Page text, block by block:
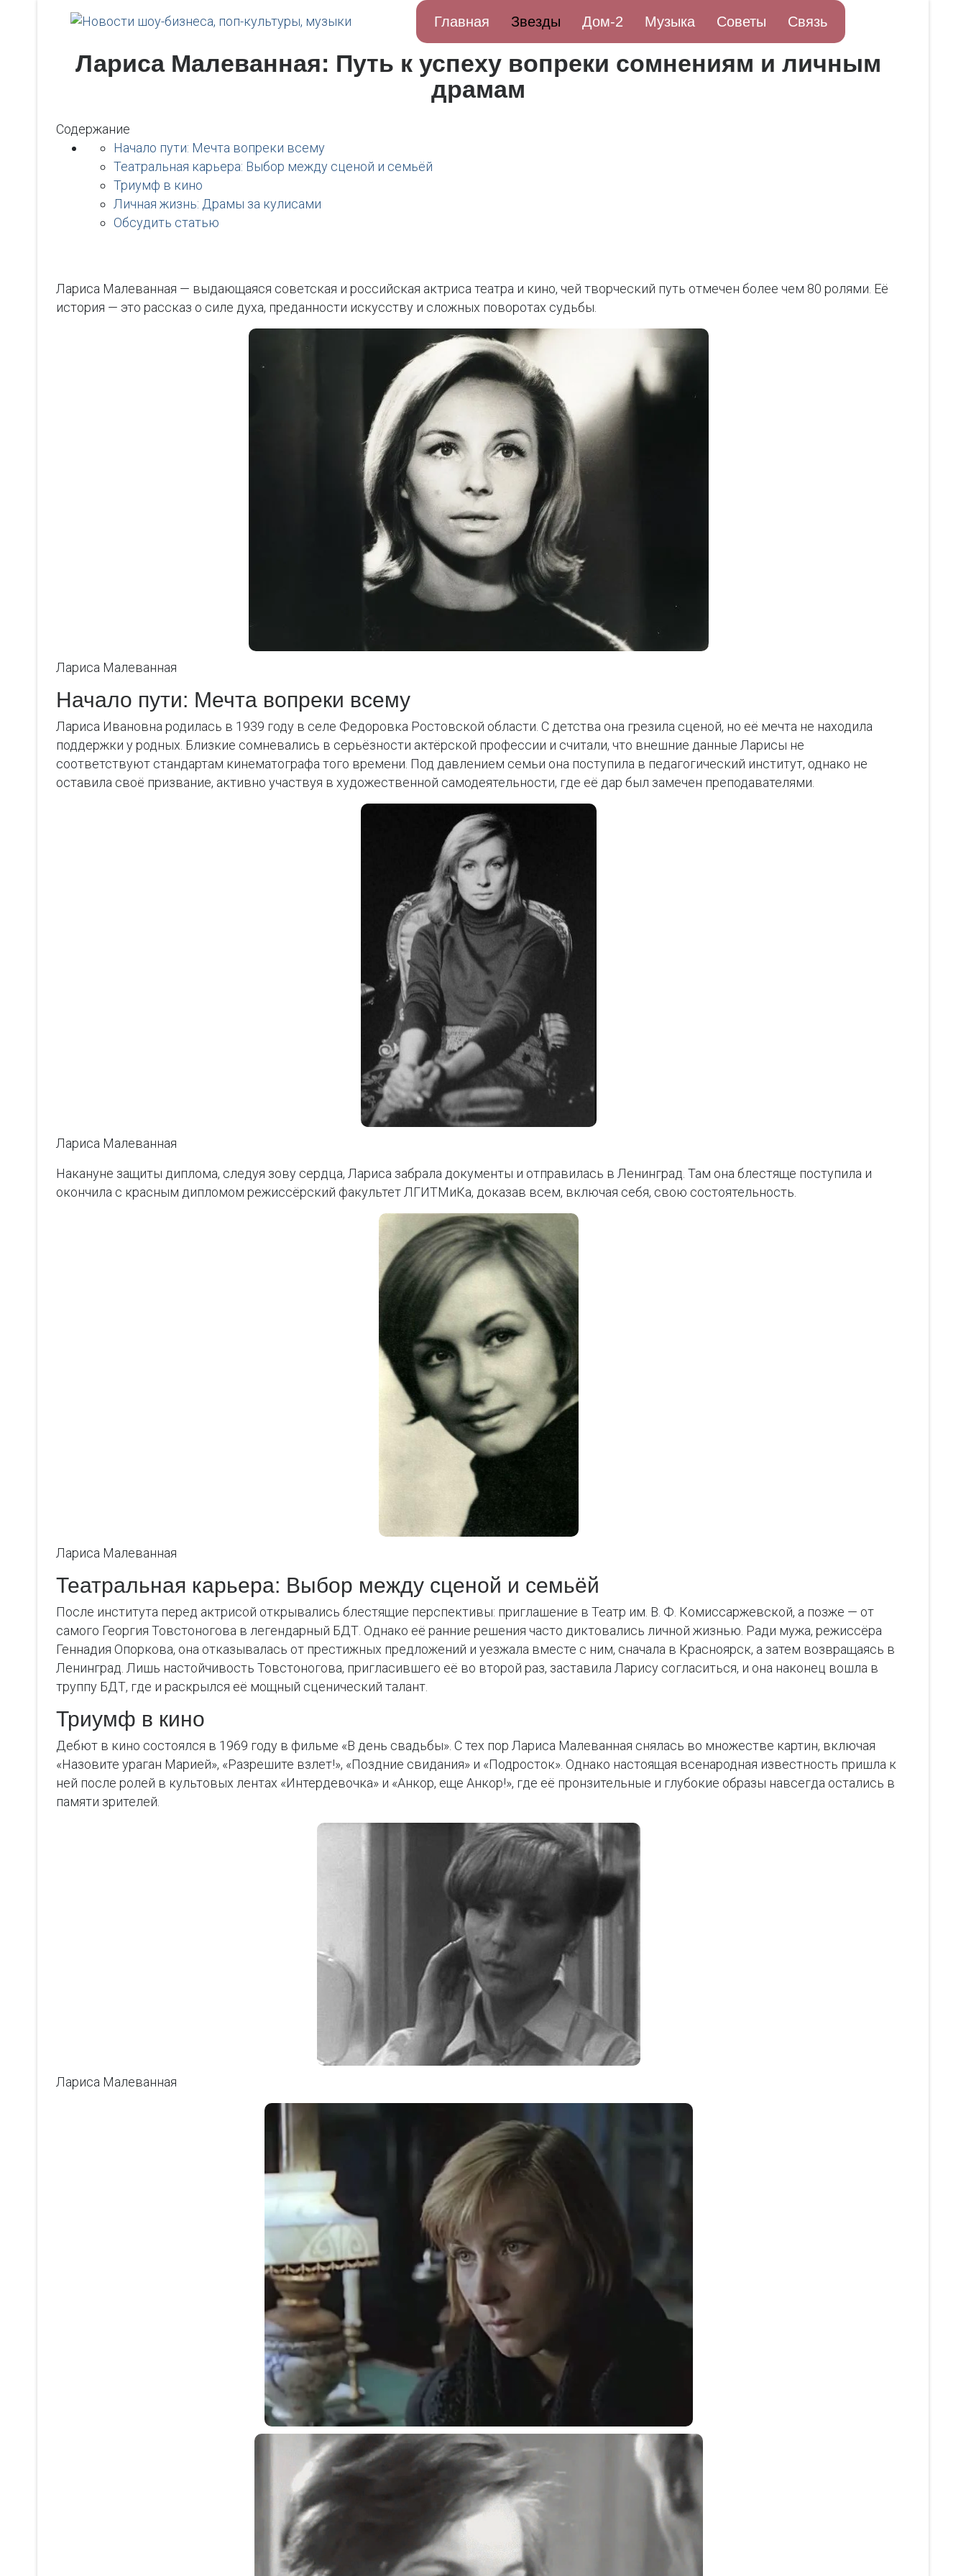
Главная Звезды Дом-2 Музыка Советы Связь
Лариса Малеванная: Путь к успеху вопреки сомнениям и личным
драмам
Содержание
Начало пути: Мечта вопреки всему
Театральная карьера: Выбор между сценой и семьёй
Триумф в кино
Личная жизнь: Драмы за кулисами
Обсудить статью
Лариса Малеванная — выдающаяся советская и российская актриса театра и кино, чей творческий путь отмечен более чем 80 ролями. Её
история — это рассказ о силе духа, преданности искусству и сложных поворотах судьбы.
Лариса Малеванная
Начало пути: Мечта вопреки всему
Лариса Ивановна родилась в 1939 году в селе Федоровка Ростовской области. С детства она грезила сценой, но её мечта не находила
поддержки у родных. Близкие сомневались в серьёзности актёрской профессии и считали, что внешние данные Ларисы не
соответствуют стандартам кинематографа того времени. Под давлением семьи она поступила в педагогический институт, однако не
оставила своё призвание, активно участвуя в художественной самодеятельности, где её дар был замечен преподавателями.
Лариса Малеванная
Накануне защиты диплома, следуя зову сердца, Лариса забрала документы и отправилась в Ленинград. Там она блестяще поступила и
окончила с красным дипломом режиссёрский факультет ЛГИТМиКа, доказав всем, включая себя, свою состоятельность.
Лариса Малеванная
Театральная карьера: Выбор между сценой и семьёй
После института перед актрисой открывались блестящие перспективы: приглашение в Театр им. В. Ф. Комиссаржевской, а позже — от
самого Георгия Товстоногова в легендарный БДТ. Однако её ранние решения часто диктовались личной жизнью. Ради мужа, режиссёра
Геннадия Опоркова, она отказывалась от престижных предложений и уезжала вместе с ним, сначала в Красноярск, а затем возвращаясь в
Ленинград. Лишь настойчивость Товстоногова, пригласившего её во второй раз, заставила Ларису согласиться, и она наконец вошла в
труппу БДТ, где и раскрылся её мощный сценический талант.
Триумф в кино
Дебют в кино состоялся в 1969 году в фильме «В день свадьбы». С тех пор Лариса Малеванная снялась во множестве картин, включая
«Назовите ураган Марией», «Разрешите взлет!», «Поздние свидания» и «Подросток». Однако настоящая всенародная известность пришла к
ней после ролей в культовых лентах «Интердевочка» и «Анкор, еще Анкор!», где её пронзительные и глубокие образы навсегда остались в
памяти зрителей.
Лариса Малеванная